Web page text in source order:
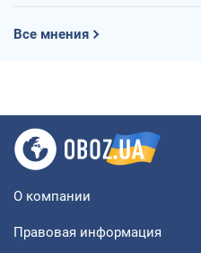
Все мнения
О компании
Правовая информация